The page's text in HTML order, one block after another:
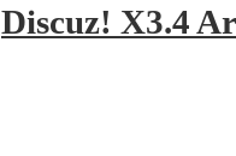
Discuz! X3.4